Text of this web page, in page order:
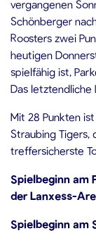
vergangenen
Schönberger
Roosters zwei
heutigen
spielfähig ist,
Das
Mit 28 Punkten
Straubing Tigers,
treffersicherste
Spielbeginn am
der Lanxess-
Spielbeginn am